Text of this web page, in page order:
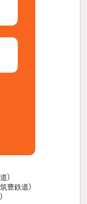
）
豊鉄道）
）